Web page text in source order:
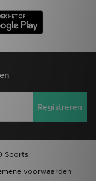
Registreren
Sports
voorwaarden